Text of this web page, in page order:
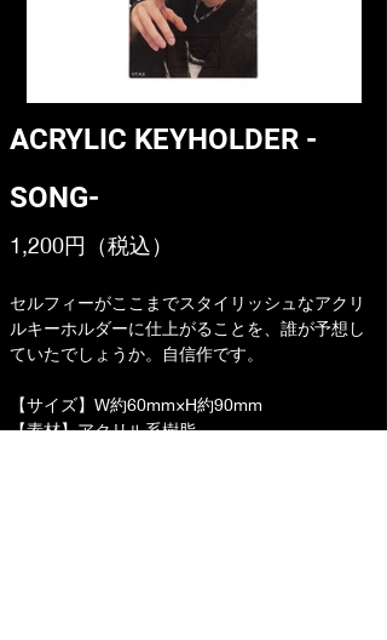
ACRYLIC KEYHOLDER -
SONG-
1,200円（税込）
セルフィーがここまでスタイリッシュなアクリ
ルキーホルダーに仕上がることを、誰が予想し
ていたでしょうか。自信作です。
【サイズ】W約60mm×H約90mm
【素材】アクリル系樹脂